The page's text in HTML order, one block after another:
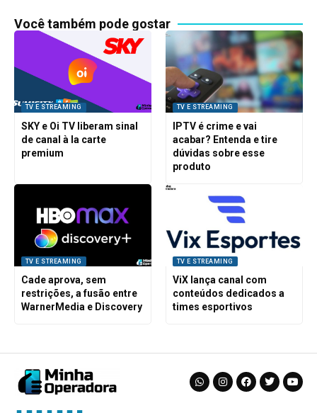
Você também pode gostar
TV E STREAMING
SKY e Oi TV liberam sinal
de canal à la carte
premium
TV E STREAMING
IPTV é crime e vai
acabar? Entenda e tire
dúvidas sobre esse
produto
TV E STREAMING
Cade aprova, sem
restrições, a fusão entre
WarnerMedia e Discovery
TV E STREAMING
ViX lança canal com
conteúdos dedicados a
times esportivos